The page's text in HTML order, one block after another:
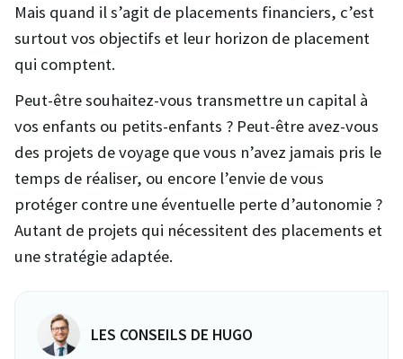
Mais quand il s’agit de placements financiers, c’est
surtout vos objectifs et leur horizon de placement
qui comptent.
Peut-être souhaitez-vous transmettre un capital à
vos enfants ou petits-enfants ? Peut-être avez-vous
des projets de voyage que vous n’avez jamais pris le
temps de réaliser, ou encore l’envie de vous
protéger contre une éventuelle perte d’autonomie ?
Autant de projets qui nécessitent des placements et
une stratégie adaptée.
LES CONSEILS DE HUGO